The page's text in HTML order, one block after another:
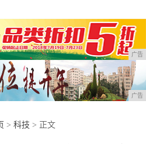
广告
广告
> 科技 > 正文